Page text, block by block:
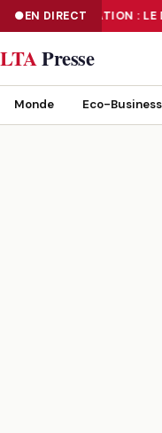
EN DIRECT
NUMÉRISATION :
NUMÉRISATION : LE DATA
LTAPresse
Monde Eco-Business